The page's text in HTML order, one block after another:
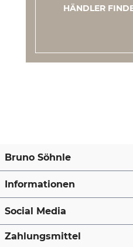
HÄNDLER
Bruno Söhnle
Informationen
Social Media
Zahlungsmittel